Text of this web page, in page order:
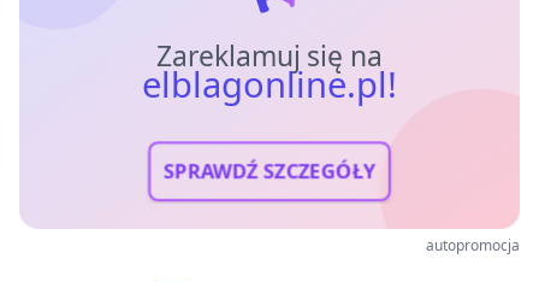
Zareklamuj się na
elblagonline.pl!
SPRAWDŹ SZCZEGÓŁY
autopromocja